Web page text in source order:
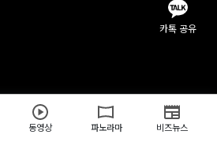
카톡 공유
동영상 파노라마 비즈뉴스